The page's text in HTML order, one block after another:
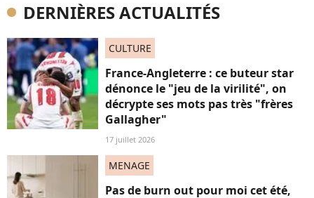
DERNIÈRES ACTUALITÉS
CULTURE
France-Angleterre : ce buteur star
dénonce le "jeu de la virilité", on
décrypte ses mots pas très "frères
Gallagher"
17 juillet 2026
MENAGE
Pas de burn out pour moi cet été,